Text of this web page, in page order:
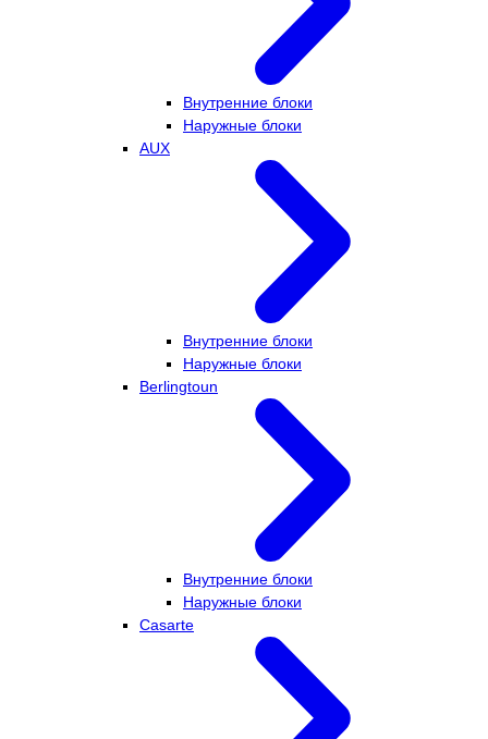
Внутренние блоки
Наружные блоки
AUX
Внутренние блоки
Наружные блоки
Berlingtoun
Внутренние блоки
Наружные блоки
Casarte